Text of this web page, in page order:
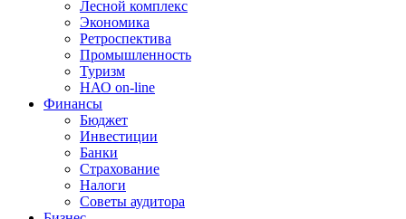
Лесной комплекс
Экономика
Ретроспектива
Промышленность
Туризм
НАО on-line
Финансы
Бюджет
Инвестиции
Банки
Страхование
Налоги
Советы аудитора